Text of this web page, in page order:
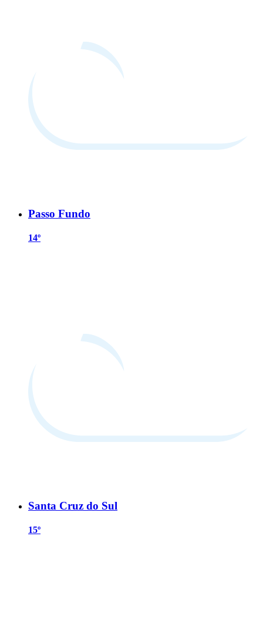
Passo Fundo
14º
Santa Cruz do Sul
15º